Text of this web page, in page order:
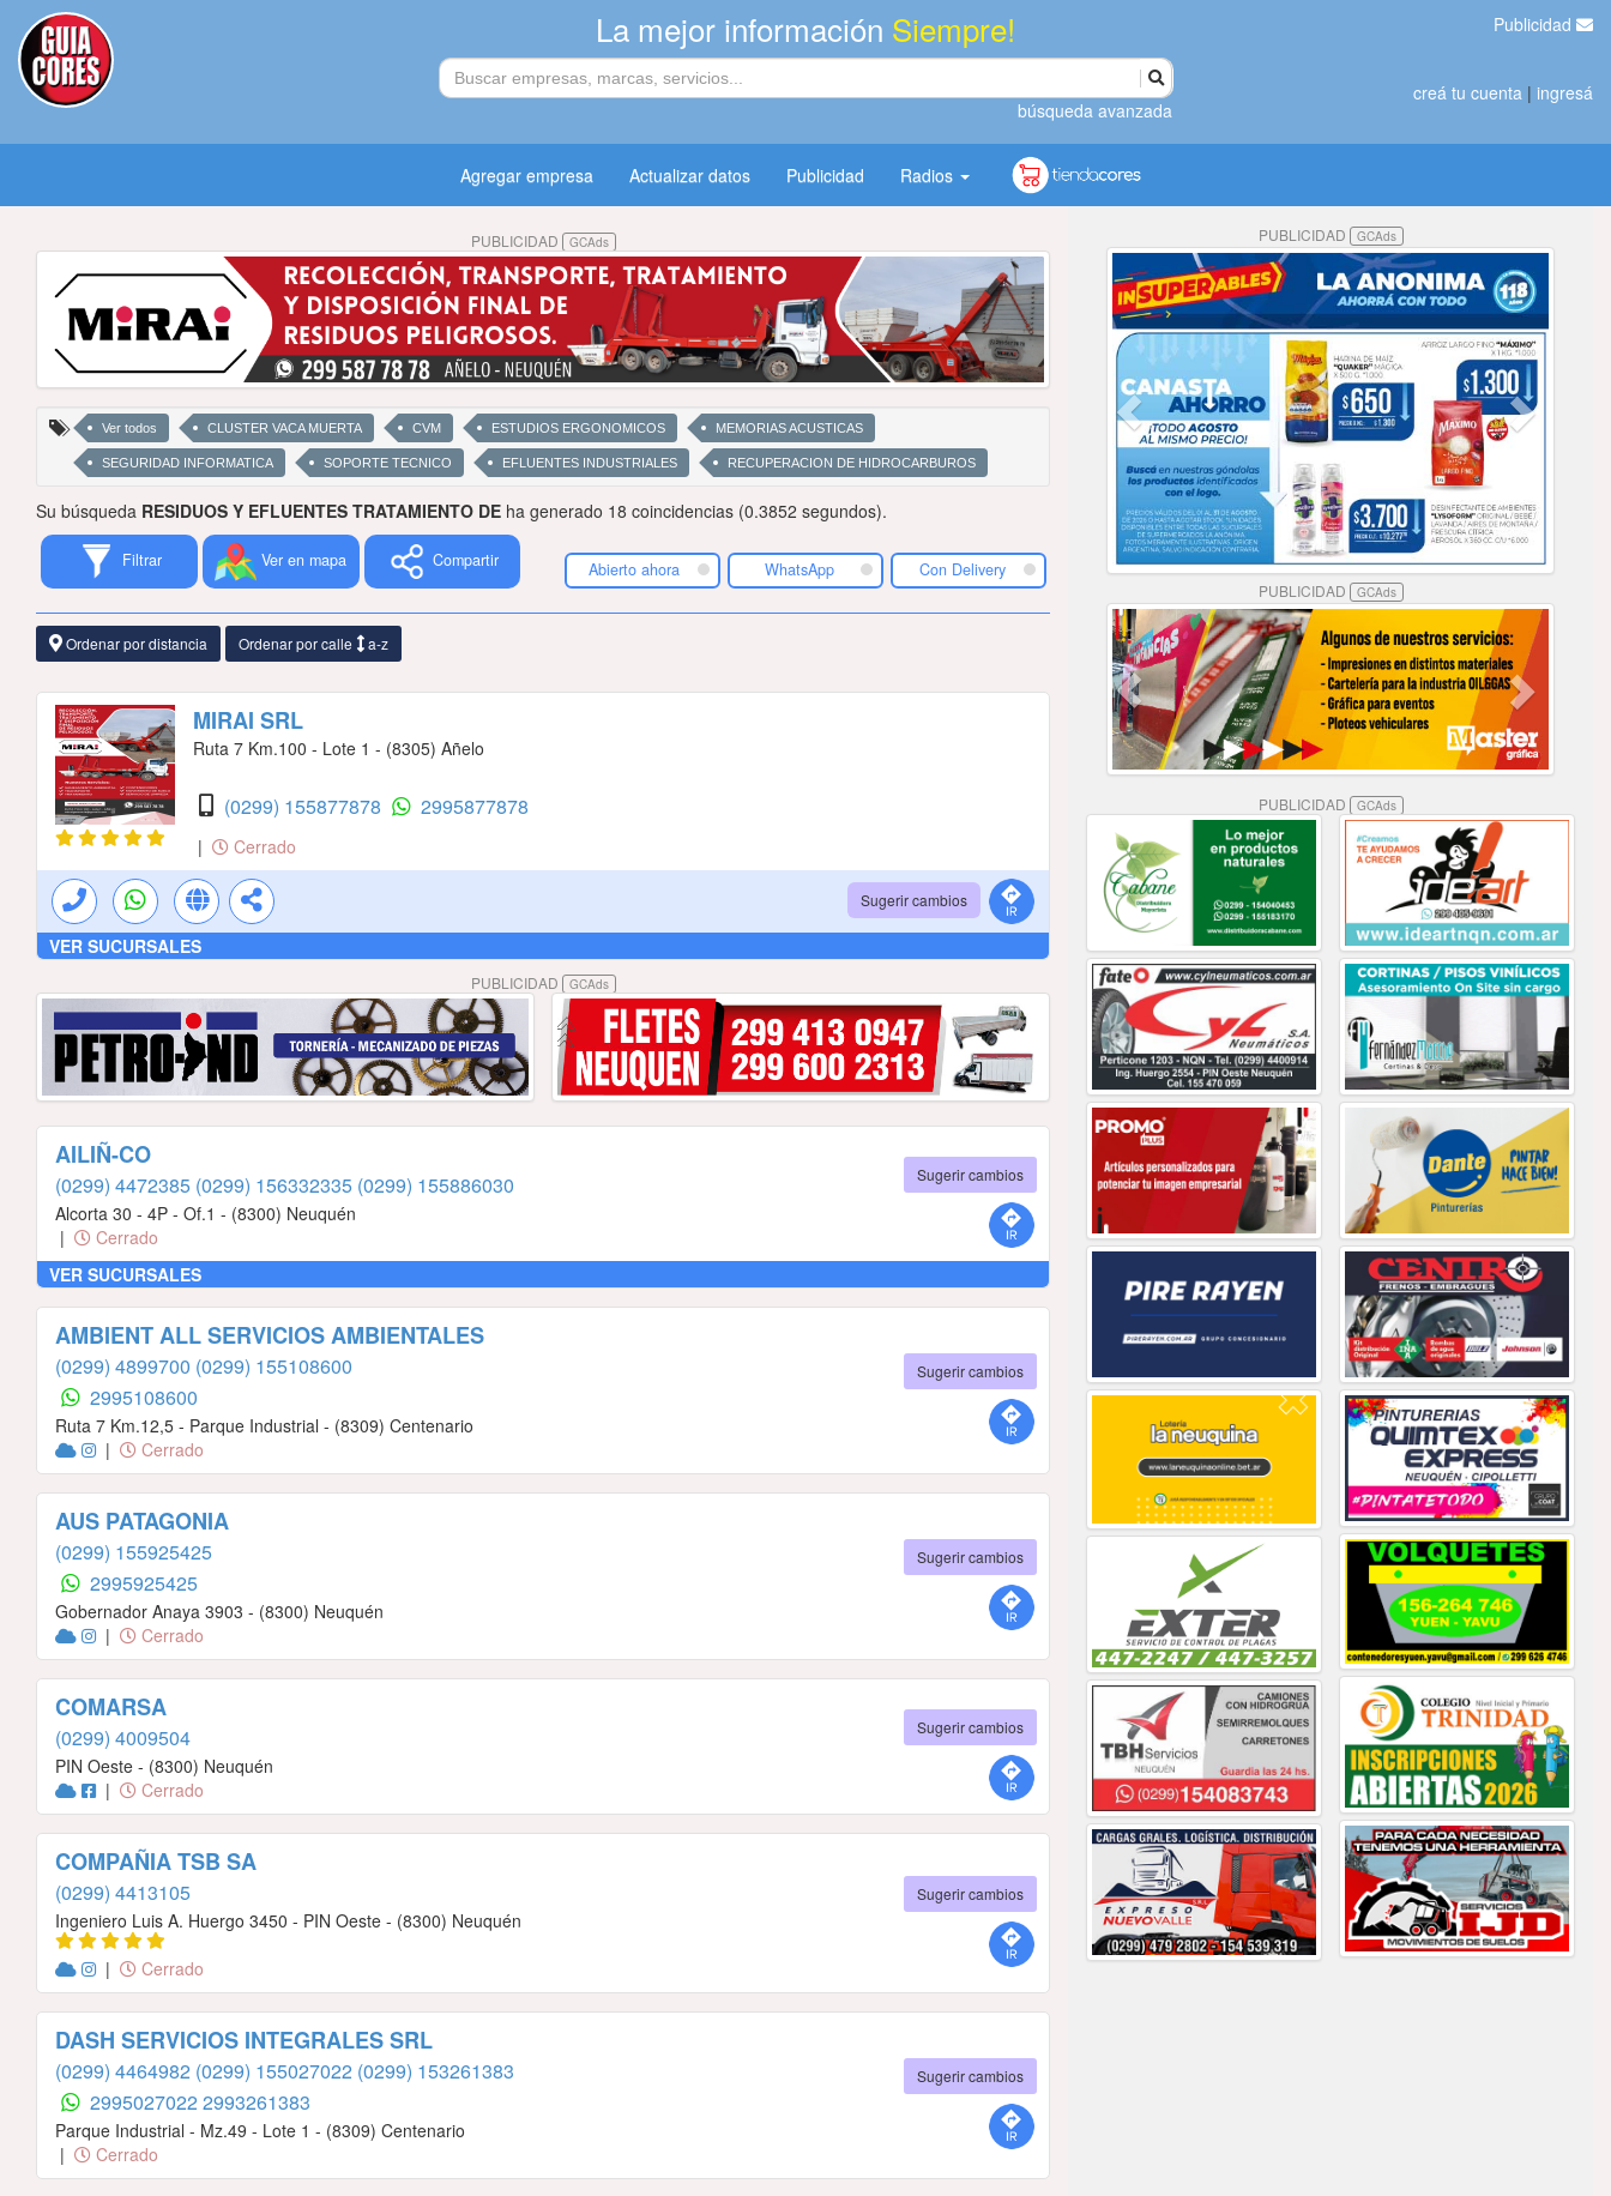
La mejor información Siempre!
búsqueda avanzada
Publicidad
creá tu cuenta | ingresá
Agregar empresa Actualizar datos Publicidad Radios
PUBLICIDAD GCAds
Ver todos CLUSTER VACA MUERTA CVM ESTUDIOS ERGONOMICOS MEMORIAS ACUSTICAS
SEGURIDAD INFORMATICA SOPORTE TECNICO EFLUENTES INDUSTRIALES RECUPERACION DE HIDROCARBUROS
Su búsqueda RESIDUOS Y EFLUENTES TRATAMIENTO DE ha generado 18 coincidencias (0.3852 segundos).
Filtrar Ver en mapa Compartir Abierto ahora WhatsApp Con Delivery
Ordenar por distancia Ordenar por calle a-z
MIRAI SRL
Ruta 7 Km.100 - Lote 1 - (8305) Añelo
(0299) 155877878 2995877878
| Cerrado
Sugerir cambios
VER SUCURSALES
PUBLICIDAD GCAds
AILIÑ-CO
(0299) 4472385 (0299) 156332335 (0299) 155886030
Alcorta 30 - 4P - Of.1 - (8300) Neuquén
|
Cerrado
Sugerir cambios
VER SUCURSALES
AMBIENT ALL SERVICIOS AMBIENTALES
(0299) 4899700 (0299) 155108600
2995108600
Ruta 7 Km.12,5 - Parque Industrial - (8309) Centenario
|
Cerrado
Sugerir cambios
AUS PATAGONIA
(0299) 155925425
2995925425
Gobernador Anaya 3903 - (8300) Neuquén
|
Cerrado
Sugerir cambios
COMARSA
(0299) 4009504
PIN Oeste - (8300) Neuquén
|
Cerrado
Sugerir cambios
COMPAÑIA TSB SA
(0299) 4413105
Ingeniero Luis A. Huergo 3450 - PIN Oeste - (8300) Neuquén
|
Cerrado
Sugerir cambios
DASH SERVICIOS INTEGRALES SRL
(0299) 4464982 (0299) 155027022 (0299) 153261383
2995027022 2993261383
Parque Industrial - Mz.49 - Lote 1 - (8309) Centenario
|
Cerrado
Sugerir cambios
PUBLICIDAD GCAds
PUBLICIDAD GCAds
PUBLICIDAD GCAds